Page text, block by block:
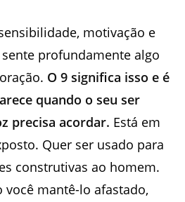
motivação e
profundamente algo
O 9 significa isso e é
quando o seu ser
precisa acordar. Está em
Quer ser usado para
construtivas ao homem.
mantê-lo afastado,